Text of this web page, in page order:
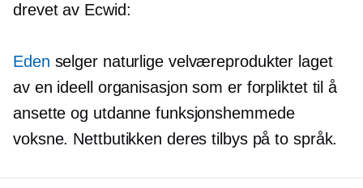
drevet av Ecwid:
Eden selger naturlige velværeprodukter laget
av en ideell organisasjon som er forpliktet til å
ansette og utdanne funksjonshemmede
voksne. Nettbutikken deres tilbys på to språk.